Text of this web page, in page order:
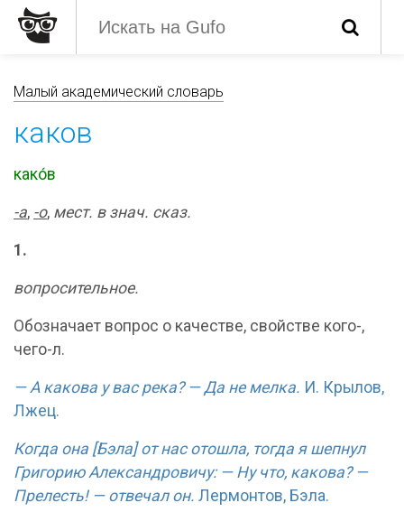
Малый академический словарь
каков
како́в
-а, -о, мест. в знач. сказ.
1.
вопросительное.
Обозначает вопрос о качестве, свойстве кого-,
чего-л.
— А какова у вас река? — Да не мелка. И. Крылов,
Лжец.
Когда она [Бэла] от нас отошла, тогда я шепнул
Григорию Александровичу: — Ну что, какова? —
Прелесть! — отвечал он. Лермонтов, Бэла.